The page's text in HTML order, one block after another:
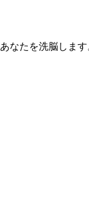
たを洗脳しま